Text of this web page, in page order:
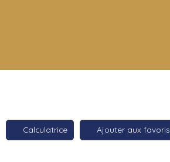
Calculatrice Ajouter aux favoris